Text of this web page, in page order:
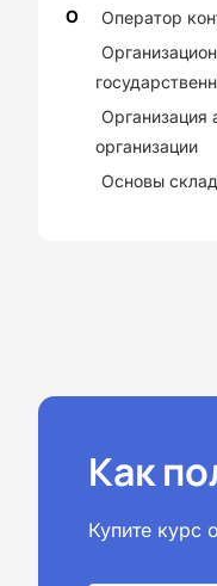
О
Оператор
Организация
организации
Основы
Как
Купите курс